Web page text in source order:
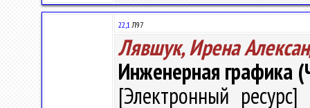
22,1Л97
Лявшук, Ирена
Инженерная графика
[Электронный